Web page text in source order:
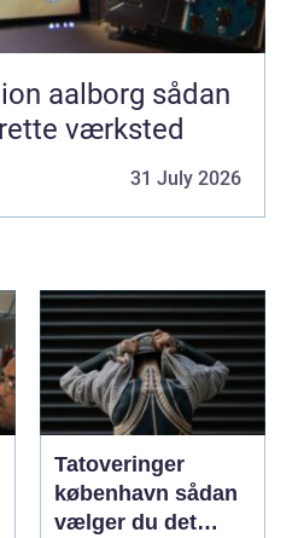
sådan
værksted
31 July 2026
Tatoveringer
københavn sådan
vælger du det